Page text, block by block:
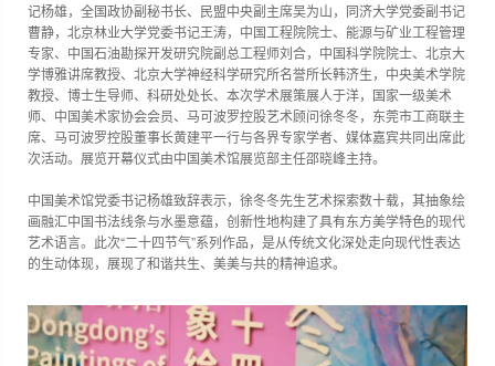
记杨雄，全国政协副秘书长、民盟中央副主席吴为山，同济大学党委副书记
曹静，北京林业大学党委书记王涛，中国工程院院士、能源与矿业工程管理
专家、中国石油勘探开发研究院副总工程师刘合，中国科学院院士、北京大
学博雅讲席教授、北京大学神经科学研究所名誉所长韩济生，中央美术学院
教授、博士生导师、科研处处长、本次学术展策展人于洋，国家一级美术
师、中国美术家协会会员、马可波罗控股艺术顾问徐冬冬，东莞市工商联主
席、马可波罗控股董事长黄建平一行与各界专家学者、媒体嘉宾共同出席此
次活动。展览开幕仪式由中国美术馆展览部主任邵晓峰主持。
中国美术馆党委书记杨雄致辞表示，徐冬冬先生艺术探索数十载，其抽象绘
画融汇中国书法线条与水墨意蕴，创新性地构建了具有东方美学特色的现代
艺术语言。此次“二十四节气”系列作品，是从传统文化深处走向现代性表达
的生动体现，展现了和谐共生、美美与共的精神追求。